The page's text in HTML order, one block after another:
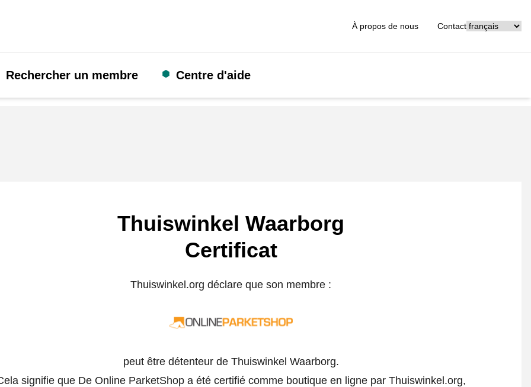
À propos de nous Contact
Rechercher un membre Centre d'aide
Thuiswinkel Waarborg
Certificat
Thuiswinkel.org déclare que son membre :
peut être détenteur de Thuiswinkel Waarborg.
signifie que De Online ParketShop a été certifié comme boutique en ligne par Thuiswinkel.org,